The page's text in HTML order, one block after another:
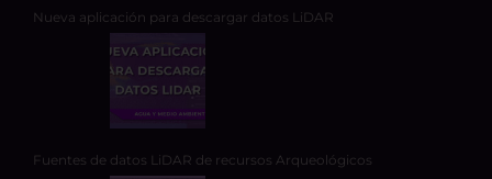
Nueva aplicación para descargar datos LiDAR
Fuentes de datos LiDAR de recursos Arqueológicos